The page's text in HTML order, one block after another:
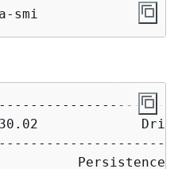
smi
Persistence-